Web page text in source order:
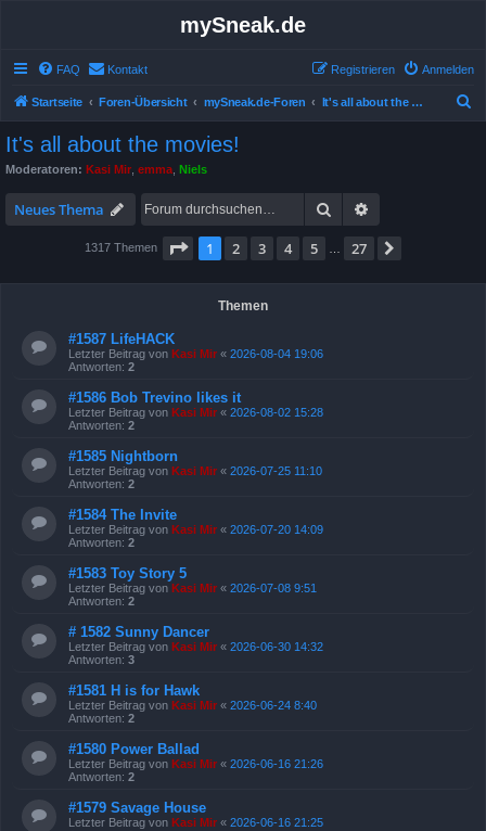
mySneak.de
FAQ Kontakt Anmelden
Registrieren
Startseite Foren-Übersicht mySneak.de-Foren It's all about the movies!
It's all about the movies!
Moderatoren: Kasi Mir emma Niels
Neues Thema Suche
1317 Themen Seite 1von
1 2 3 4 5 27
Themen
#1587 LifeHACK
Letzter Beitrag von Kasi Mir « 2026-08-04 19:06
Antworten: 2
#1586 Bob Trevino likes it
Letzter Beitrag von Kasi Mir « 2026-08-02 15:28
Antworten: 2
#1585 Nightborn
Letzter Beitrag von Kasi Mir « 2026-07-25 11:10
Antworten: 2
#1584 The Invite
Letzter Beitrag von Kasi Mir « 2026-07-20 14:09
Antworten: 2
#1583 Toy Story 5
Letzter Beitrag von Kasi Mir « 2026-07-08 9:51
Antworten: 2
# 1582 Sunny Dancer
Letzter Beitrag von Kasi Mir « 2026-06-30 14:32
Antworten: 3
#1581 H is for Hawk
Letzter Beitrag von Kasi Mir « 2026-06-24 8:40
Antworten: 2
#1580 Power Ballad
Letzter Beitrag von Kasi Mir « 2026-06-16 21:26
Antworten: 2
#1579 Savage House
Letzter Beitrag von Kasi Mir « 2026-06-16 21:25